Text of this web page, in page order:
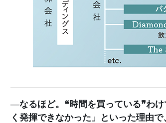
―なるほど。❝時間を買っている❞わ
く発揮できなかった」といった理由で